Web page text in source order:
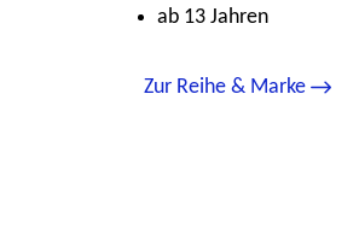
ab 13 Jahren
Zur Reihe & Marke